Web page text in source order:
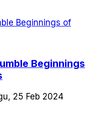
Beginnings
25 Feb 2024